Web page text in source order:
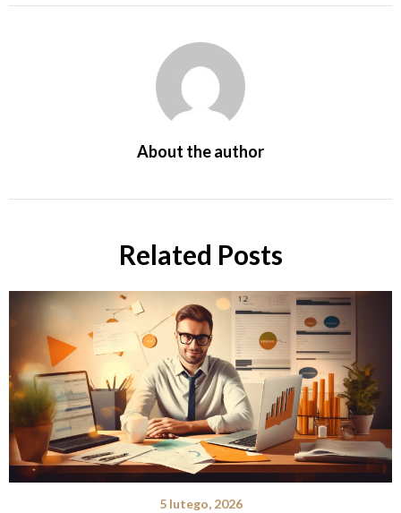
About the author
Related Posts
5 lutego, 2026